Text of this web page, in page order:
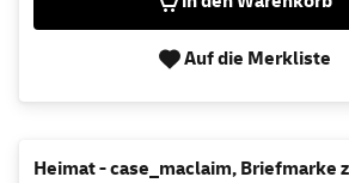
Auf die Merkliste
Heimat - case_maclaim, Briefmarke